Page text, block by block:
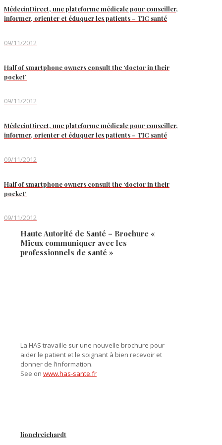
MédecinDirect, une plateforme médicale pour conseiller,
informer, orienter et éduquer les patients – TIC santé
09/11/2012
Half of smartphone owners consult the ‘doctor in their
pocket’
09/11/2012
MédecinDirect, une plateforme médicale pour conseiller,
informer, orienter et éduquer les patients – TIC santé
09/11/2012
Half of smartphone owners consult the ‘doctor in their
pocket’
09/11/2012
Haute Autorité de Santé – Brochure «
Mieux communiquer avec les
professionnels de santé »
La HAS travaille sur une nouvelle brochure pour
aider le patient et le soignant à bien recevoir et
donner de l’information.
See on www.has-sante.fr
lionelreichardt